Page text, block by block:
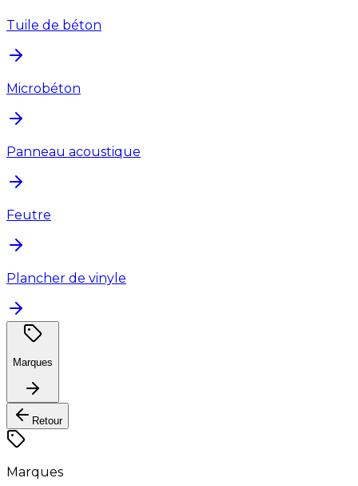
Tuile de béton
Microbéton
Panneau acoustique
Feutre
Plancher de vinyle
Marques
Retour
Marques